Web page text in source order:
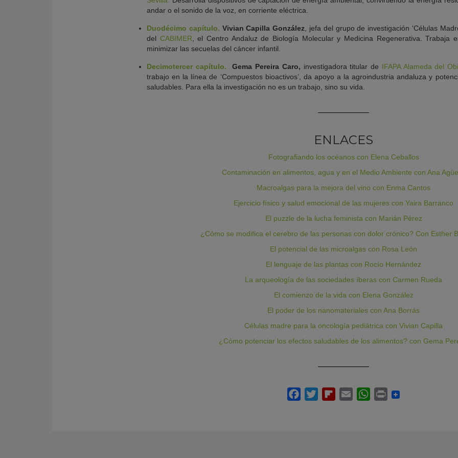
andar o el sonido de la voz, en corriente eléctrica.
Duodécimo capítulo. Vivian Capilla González , jefa del grupo de investigación ‘Células
del CABIMER , el Centro Andaluz de Biología Molecular y Medicina Regenerativa. Trabaja
minimizar las secuelas del cáncer infantil.
Decimotercer capítulo. Gema Pereira Caro, investigadora titular de IFAPA Alameda del
trabajo en la línea de ‘Compuestos bioactivos’, da apoyo a la agroindustria andaluza y
saludables. Para ella la investigación no es un trabajo, sino su vida.
ENLACES
Fotografiando los océanos con Elena Ceballos
Contaminación en alimentos, agua y en el Medio Ambiente con Ana
Macroalgas para la mejora del vino con Enma Cantos
Ejercicio físico y salud emocional de las mujeres con Yaira Barranco
El puzzle de la lucha feminista con Marián Pérez
¿Cómo se modifica el cerebro de las personas con dolor crónico? Con Esther
El potencial de las microalgas con Rosa León
El lenguaje de las plantas con Rocío Hernández
La arqueología de las sociedades íberas con Carmen Rueda
El comienzo de la vida con Elena González
El poder de los nanomateriales con Ana Borrás
Células madre para la oncología pediátrica con Vivian Capilla
¿Cómo potenciar los efectos saludables de los alimentos? con Gema